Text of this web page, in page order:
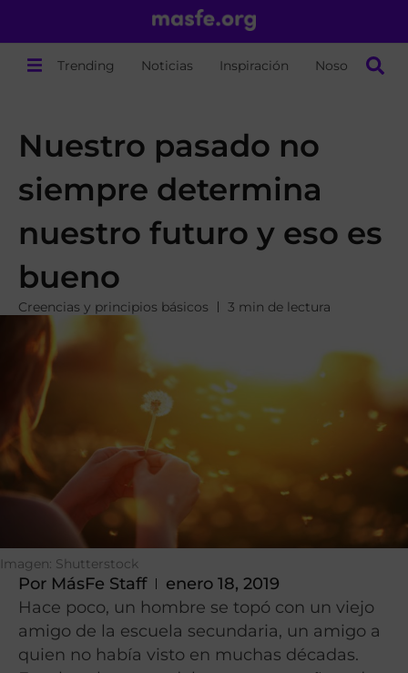
Trending Noticias Inspiración Nosotros
Nuestro pasado no
siempre determina
nuestro futuro y eso es
bueno
Creencias y principios básicos 3 min de lectura
Imagen: Shutterstock
Por MásFe Staff
enero 18, 2019
Hace poco, un hombre se topó con un viejo
amigo de la escuela secundaria, un amigo a
quien no había visto en muchas décadas.